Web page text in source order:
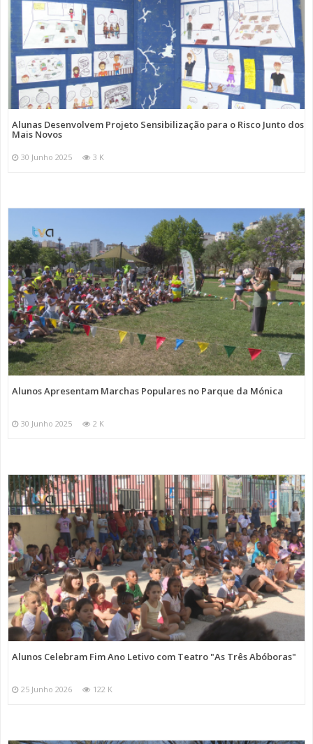
Alunas Desenvolvem Projeto Sensibilização para o Risco Junto dos
Mais Novos
30 Junho 2025 3 K
Alunos Apresentam Marchas Populares no Parque da Mónica
30 Junho 2025 2 K
Alunos Celebram Fim Ano Letivo com Teatro "As Três Abóboras"
25 Junho 2026 122 K